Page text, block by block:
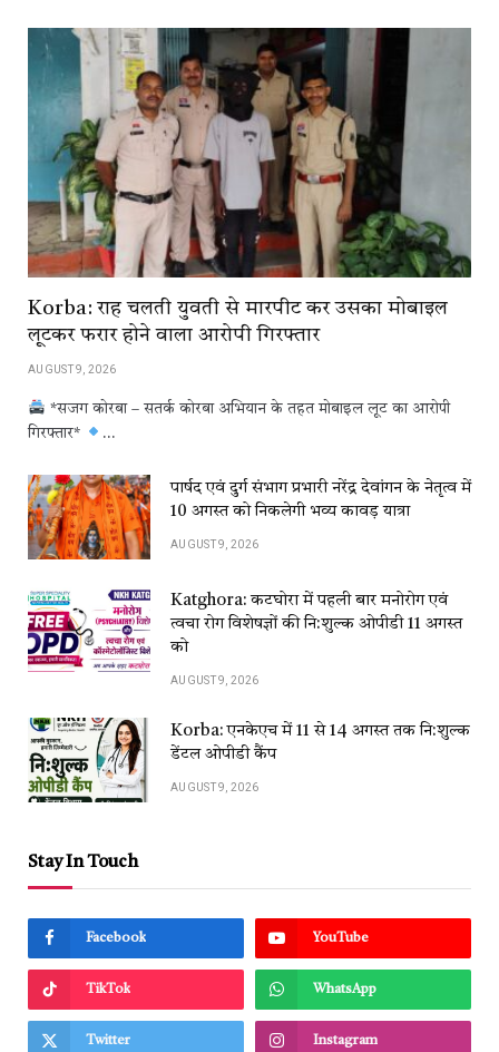
Korba: राह चलती युवती से मारपीट कर उसका मोबाइल
लूटकर फरार होने वाला आरोपी गिरफ्तार
AUGUST 9, 2026
*सजग कोरबा – सतर्क कोरबा अभियान के तहत मोबाइल लूट का आरोपी
गिरफ्तार*
…
पार्षद एवं दुर्ग संभाग प्रभारी नरेंद्र देवांगन के नेतृत्व में
10 अगस्त को निकलेगी भव्य कावड़ यात्रा
AUGUST 9, 2026
Katghora: कटघोरा में पहली बार मनोरोग एवं
त्वचा रोग विशेषज्ञों की नि:शुल्क ओपीडी 11 अगस्त
को
AUGUST 9, 2026
Korba: एनकेएच में 11 से 14 अगस्त तक नि:शुल्क
डेंटल ओपीडी कैंप
AUGUST 9, 2026
Stay In Touch
Facebook YouTube
TikTok WhatsApp
Twitter Instagram